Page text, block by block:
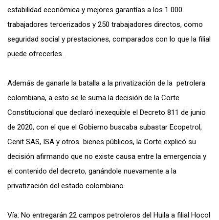
estabilidad económica y mejores garantías a los 1 000
trabajadores tercerizados y 250 trabajadores directos, como
seguridad social y prestaciones, comparados con lo que la filial
puede ofrecerles.
Además de ganarle la batalla a la privatización de la petrolera
colombiana, a esto se le suma la decisión de la Corte
Constitucional que declaró inexequible el Decreto 811 de junio
de 2020, con el que el Gobierno buscaba subastar Ecopetrol,
Cenit SAS, ISA y otros bienes públicos, la Corte explicó su
decisión afirmando que no existe causa entre la emergencia y
el contenido del decreto, ganándole nuevamente a la
privatización del estado colombiano.
Vía: No entregarán 22 campos petroleros del Huila a filial Hocol